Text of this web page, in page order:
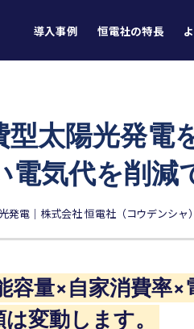
導入事例 恒電社の特長
型太陽光発電
電気代を削減
発電｜株式会社 恒電社（コウデンシャ）
容量×自家消費率
変動します。